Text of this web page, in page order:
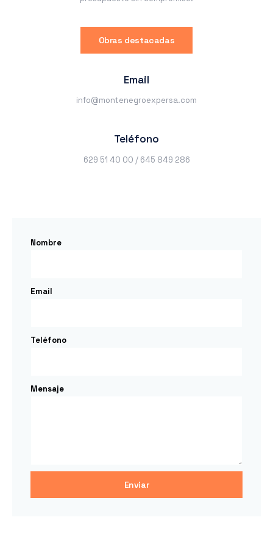
Obras destacadas
Email
info@montenegroexpersa.com
Teléfono
629 51 40 00 / 645 849 286
Nombre
Email
Teléfono
Mensaje
Enviar